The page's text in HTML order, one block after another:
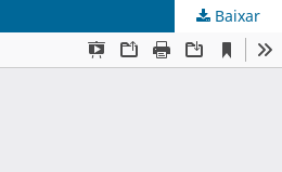
Baixar